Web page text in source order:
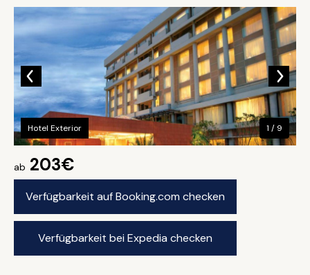
ab 203€
Verfügbarkeit auf Booking.com checken
Verfügbarkeit bei Expedia checken
Hotel Exterior 1 / 9